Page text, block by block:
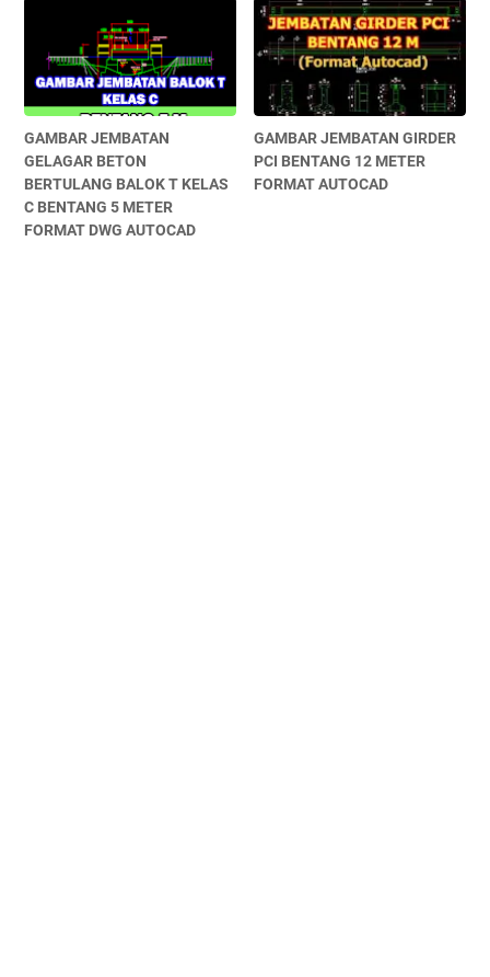
GAMBAR JEMBATAN
GELAGAR BETON
BERTULANG BALOK T KELAS
C BENTANG 5 METER
FORMAT DWG AUTOCAD
GAMBAR JEMBATAN GIRDER
PCI BENTANG 12 METER
FORMAT AUTOCAD